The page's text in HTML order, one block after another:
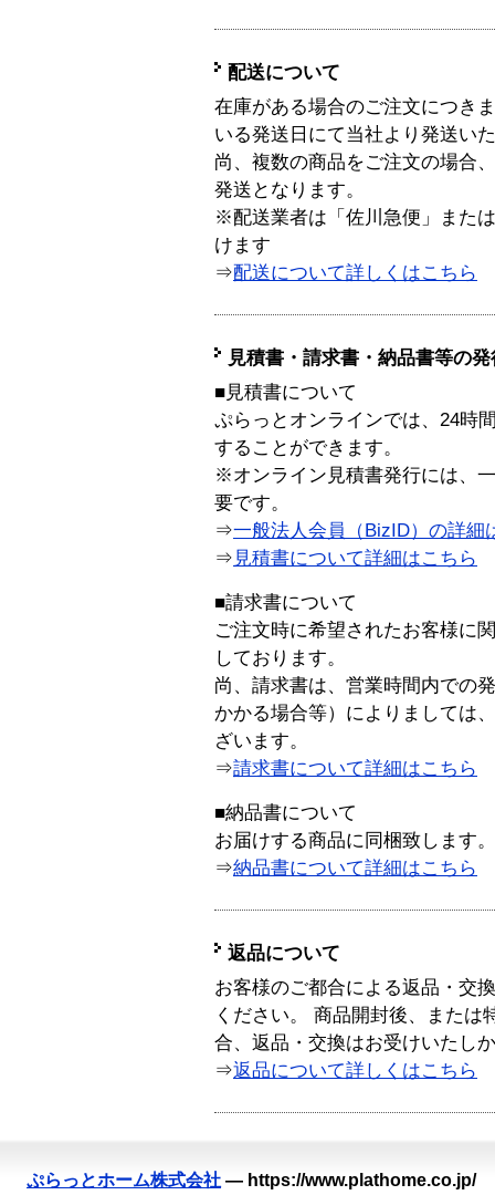
配送について
在庫がある場合のご注文につき
いる発送日にて当社より発送い
尚、複数の商品をご注文の場合
発送となります。
※配送業者は「佐川急便」また
けます
⇒配送について詳しくはこちら
見積書・請求書・納品書等の
■見積書について
ぷらっとオンラインでは、24時
することができます。
※オンライン見積書発行には、
要です。
⇒一般法人会員（BizID）の詳細
⇒ 見積書について詳細はこちら
■請求書について
ご注文時に希望されたお客様に
しております。
尚、請求書は、営業時間内での
かかる場合等）によりましては
ざいます。
⇒請求書について詳細はこちら
■納品書について
お届けする商品に同梱致します。
⇒納品書について詳細はこちら
返品について
お客様のご都合による返品・交
ください。 商品開封後、または
合、返品・交換はお受けいたし
⇒返品について詳しくはこちら
ぷらっとホーム株式会社 — https://www.plathome.co.jp/